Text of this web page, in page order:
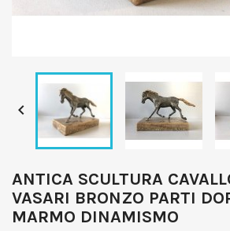

ANTICA SCULTURA
VASARI BRONZO PARTI
MARMO DINAMISMO